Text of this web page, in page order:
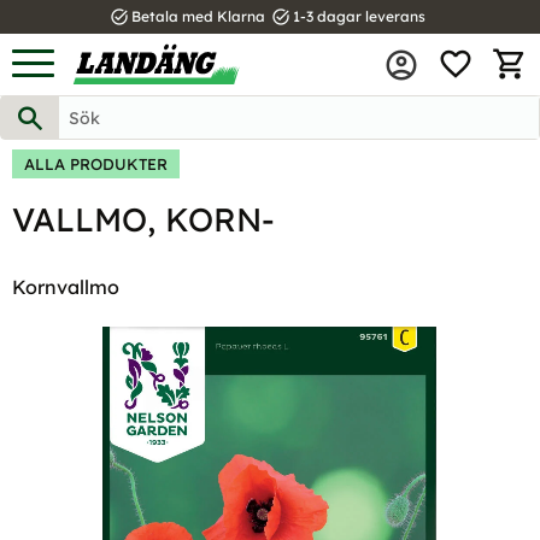
Meny
task_alt Betala med Klarna task_alt 1-3 dagar leverans
ALLA PRODUKTER
VALLMO, KORN-
Kornvallmo